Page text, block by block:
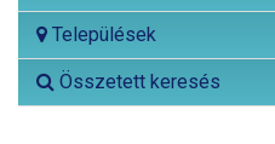
Települések
Összetett keresés